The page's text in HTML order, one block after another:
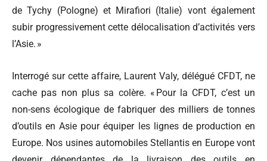
de Tychy (Pologne) et Mirafiori (Italie) vont également
subir progressivement cette délocalisation d’activités vers
l’Asie. »
Interrogé sur cette affaire, Laurent Valy, délégué CFDT, ne
cache pas non plus sa colère. « Pour la CFDT, c’est un
non-sens écologique de fabriquer des milliers de tonnes
d’outils en Asie pour équiper les lignes de production en
Europe. Nos usines automobiles Stellantis en Europe vont